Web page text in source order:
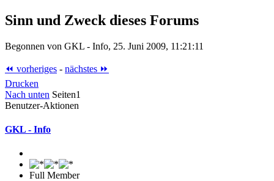
Sinn und Zweck dieses Forums
Begonnen von GKL - Info, 25. Juni 2009, 11:21:11
⏪ vorheriges - nächstes ⏩
Drucken
Nach unten Seiten1
Benutzer-Aktionen
GKL - Info
Full Member